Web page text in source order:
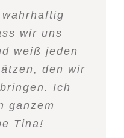
wir uns
weiß jeden
den wir
Ich
ganzem
Tina!